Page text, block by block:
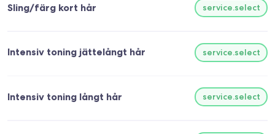
Sling/färg kort hår service.select
Intensiv toning jättelångt hår service.select
Intensiv toning långt hår service.select